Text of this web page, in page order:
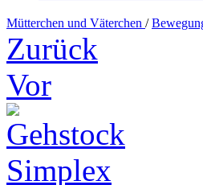
Mütterchen und Väterchen /
Zurück
Vor